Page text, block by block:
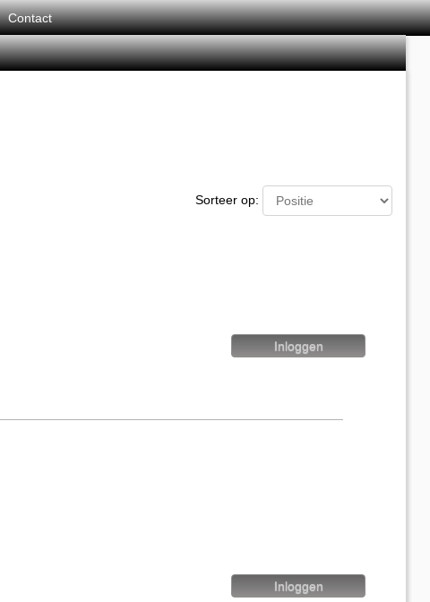
Contact
Sorteer op: